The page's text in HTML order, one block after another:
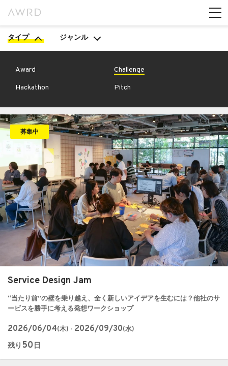
タイプ ジャンル
Award Challenge
Hackathon Pitch
募集中
Service Design Jam
“当たり前”の壁を乗り越え、全く新しいアイデアを生むには？他社のサ
ービスを勝手に考える発想ワークショップ
2026/06/04(木) - 2026/09/30(水)
残り 50 日